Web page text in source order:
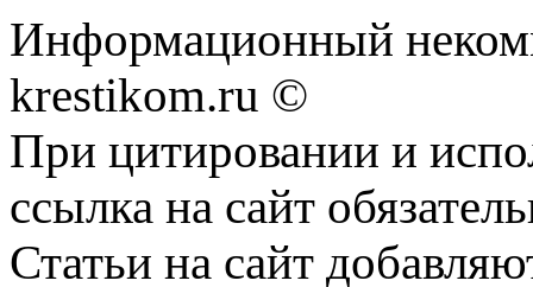
Информационный
krestikom.ru ©
При цитировании и
ссылка на сайт
Статьи на сайт